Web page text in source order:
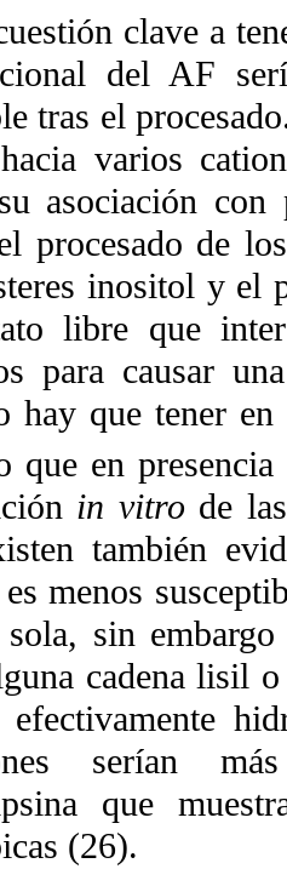
clave a
del AF
tras el
varios
asociación
procesado de
inositol y el
libre que
para causar
hay que tener en
que en
in vitro de
también
menos
sola, sin
cadena lisil
efectivamente
serían
que
(26).